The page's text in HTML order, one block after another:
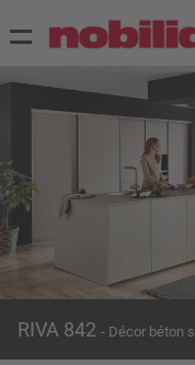
RIVA 842 - Décor béton